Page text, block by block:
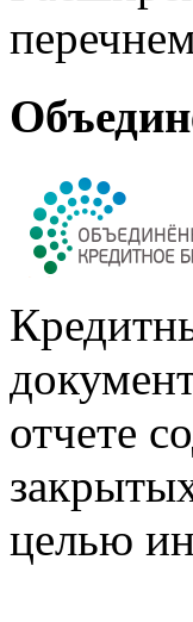
отчете
целью